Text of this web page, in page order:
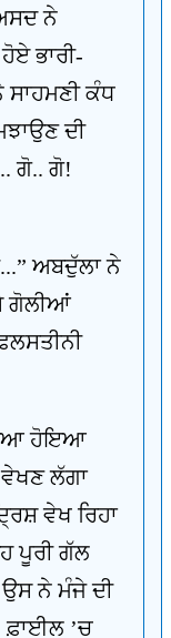
ਨੇ
ਭਾਰੀ-
ਸਾਹਮਣੀ ਕੰਧ
ਦੀ
ਗੋ.. ਗੋ!
ਅਬਦੁੱਲਾ ਨੇ
ਗੋਲੀਆਂ
ਹੋਇਆ
ਲੱਗਾ
ਵੇਖ ਰਿਹਾ
ਪੂਰੀ ਗੱਲ
ਉਸ ਨੇ ਮੰਜੇ ਦੀ
’ਚ